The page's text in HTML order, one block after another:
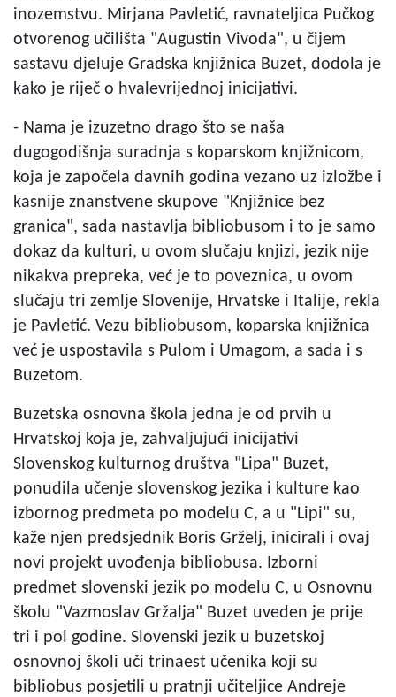
inozemstvu. Mirjana Pavletić, ravnateljica Pučkog
otvorenog učilišta "Augustin Vivoda", u čijem
sastavu djeluje Gradska knjižnica Buzet, dodola je
kako je riječ o hvalevrijednoj inicijativi.
- Nama je izuzetno drago što se naša
dugogodišnja suradnja s koparskom knjižnicom,
koja je započela davnih godina vezano uz izložbe i
kasnije znanstvene skupove "Knjižnice bez
granica", sada nastavlja bibliobusom i to je samo
dokaz da kulturi, u ovom slučaju knjizi, jezik nije
nikakva prepreka, već je to poveznica, u ovom
slučaju tri zemlje Slovenije, Hrvatske i Italije, rekla
je Pavletić. Vezu bibliobusom, koparska knjižnica
već je uspostavila s Pulom i Umagom, a sada i s
Buzetom.
Buzetska osnovna škola jedna je od prvih u
Hrvatskoj koja je, zahvaljujući inicijativi
Slovenskog kulturnog društva "Lipa" Buzet,
ponudila učenje slovenskog jezika i kulture kao
izbornog predmeta po modelu C, a u "Lipi" su,
kaže njen predsjednik Boris Grželj, inicirali i ovaj
novi projekt uvođenja bibliobusa. Izborni
predmet slovenski jezik po modelu C, u Osnovnu
školu "Vazmoslav Gržalja" Buzet uveden je prije
tri i pol godine. Slovenski jezik u buzetskoj
osnovnoj školi uči trinaest učenika koji su
bibliobus posjetili u pratnji učiteljice Andreje